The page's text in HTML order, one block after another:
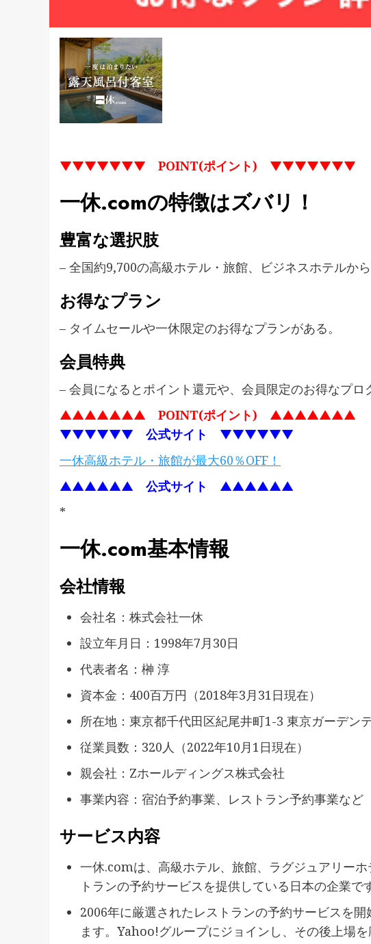
▼▼▼▼▼▼▼ POINT(ポイント) ▼▼▼▼▼▼▼
一休.comの特徴はズバリ！
豊富な選択肢
– 全国約9,700の高級ホテル・旅館、ビジネスホテルから
お得なプラン
– タイムセールや一休限定のお得なプランがある。
会員特典
– 会員になるとポイント還元や、会員限定のお得なプロ
▲▲▲▲▲▲▲ POINT(ポイント) ▲▲▲▲▲▲▲
▼▼▼▼▼▼ 公式サイト ▼▼▼▼▼▼
一休高級ホテル・旅館が最大60％OFF！
▲▲▲▲▲▲ 公式サイト ▲▲▲▲▲▲
*
一休.com基本情報
会社情報
会社名：株式会社一休
設立年月日：1998年7月30日
代表者名：榊 淳
資本金：400百万円（2018年3月31日現在）
所在地：東京都千代田区紀尾井町1-3 東京ガーデン
従業員数：320人（2022年10月1日現在）
親会社：Zホールディングス株式会社
事業内容：宿泊予約事業、レストラン予約事業など
サービス内容
一休.comは、高級ホテル、旅館、ラグジュアリー
トランの予約サービスを提供している日本の企業です
2006年に厳選されたレストランの予約サービスを
ます。Yahoo!グループにジョインし、その後上場を